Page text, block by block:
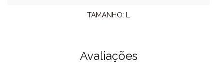
TAMANHO: L
Avaliações